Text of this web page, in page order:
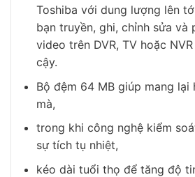
Toshiba với dung lượng lên
bạn truyền, ghi, chỉnh sửa và
video trên DVR, TV hoặc
cậy.
Bộ đệm 64 MB giúp mang lại
mà,
trong khi công nghệ kiểm
sự tích tụ nhiệt,
kéo dài tuổi thọ để tăng độ